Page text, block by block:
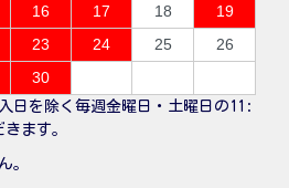
16 17 18
19
23 24 25
26
30
日を除く毎週金曜日・土曜日の11:
ます。
。